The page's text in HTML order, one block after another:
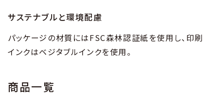
サステナブルと環境配慮
パッケージの材質にはFSC森林認証紙を使用し、印刷
インクはベジタブルインクを使用。
商品一覧